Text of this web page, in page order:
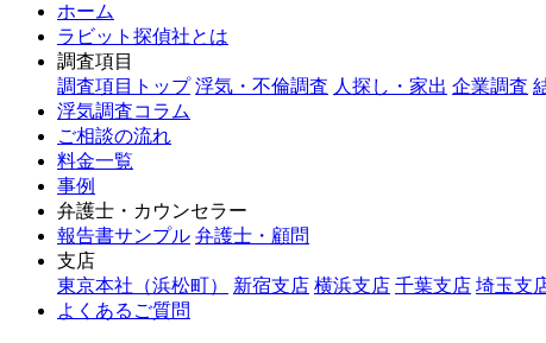
ホーム
ラビット探偵社とは
調査項目
調査項目トップ 浮気・不倫調査 人探し・家出 企業調査
浮気調査コラム
ご相談の流れ
料金一覧
事例
弁護士・カウンセラー
報告書サンプル 弁護士・顧問
支店
東京本社（浜松町）
新宿支店 横浜支店 千葉支店 埼玉支
よくあるご質問